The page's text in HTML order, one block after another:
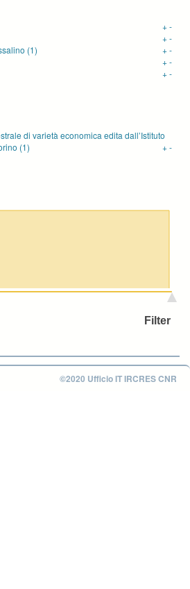
+-
+-
(1) +-
+-
+-
di varietà economica edita dall’Istituto
(1) +-
©2020 Ufficio IT IRCRES CNR